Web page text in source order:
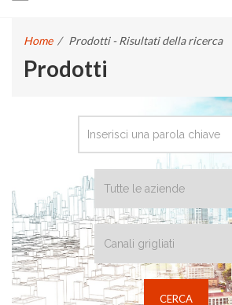
Home / Prodotti - Risultati della ricerca
Prodotti